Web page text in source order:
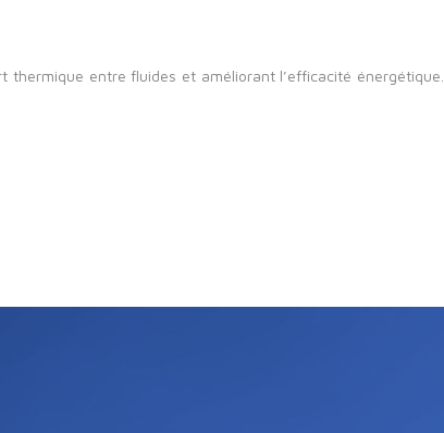
entre fluides et améliorant l’efficacité énergétique.